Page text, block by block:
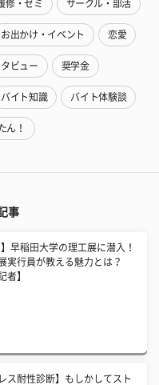
修・ゼミ サークル・部活
お出かけ・イベント 恋愛
ビュー 奨学金
バイト知識 バイト体験談
ん！
事
】早稲田大学の理工展に潜入！
実行員が教える魅力とは？
者】
ス耐性診断】もしかしてスト